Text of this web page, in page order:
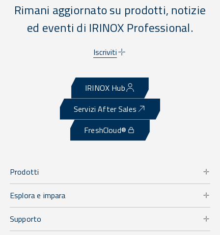
Rimani aggiornato su prodotti, notizie
ed eventi di IRINOX Professional.
Iscriviti
IRINOX Hub
Servizi After Sales
FreshCloud®
Prodotti
Esplora e impara
Supporto